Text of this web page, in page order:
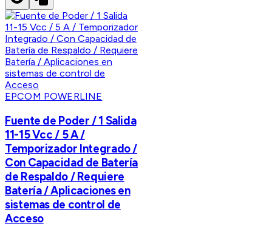
EPCOM POWERLINE
Fuente de Poder / 1 Salida
11-15 Vcc / 5 A /
Temporizador Integrado /
Con Capacidad de Batería
de Respaldo / Requiere
Batería / Aplicaciones en
sistemas de control de
Acceso